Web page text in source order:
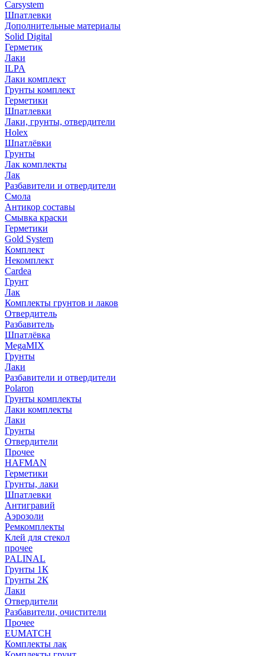
Carsystem
Шпатлевки
Дополнительные материалы
Solid Digital
Герметик
Лаки
ILPA
Лаки комплект
Грунты комплект
Герметики
Шпатлевки
Лаки, грунты, отвердители
Holex
Шпатлёвки
Грунты
Лак комплекты
Лак
Разбавители и отвердители
Смола
Антикор составы
Смывка краски
Герметики
Gold System
Комплект
Некомплект
Cardea
Грунт
Лак
Комплекты грунтов и лаков
Отвердитель
Разбавитель
Шпатлёвка
MegaMIX
Грунты
Лаки
Разбавители и отвердители
Polaron
Грунты комплекты
Лаки комплекты
Лаки
Грунты
Отвердители
Прочее
HAFMAN
Герметики
Грунты, лаки
Шпатлевки
Антигравий
Аэрозоли
Ремкомплекты
Клей для стекол
прочее
PALINAL
Грунты 1К
Грунты 2К
Лаки
Отвердители
Разбавители, очистители
Прочее
EUMATCH
Комплекты лак